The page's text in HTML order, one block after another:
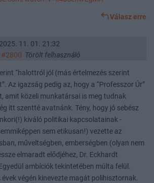
Válasz erre
2025. 11. 01. 21:32
#2800 Törölt felhasználó
“halottról jól (más értelmezés szerint
Az igazság pedig az, hogy a “Professzor Úr”
amit közeli munkatársai is meg tudnak
itt szentté avatnánk. Tény, hogy jó sebész
kiváló politikai kapcsolatainak -
sem etikusan!) vezette az
műveltségben, emberségben (olyan nem
elmaradt elődjéhez, Dr. Eckhardt
ambíciók tekintetében múlta felül.
végén kinevezte magát polihisztornak.